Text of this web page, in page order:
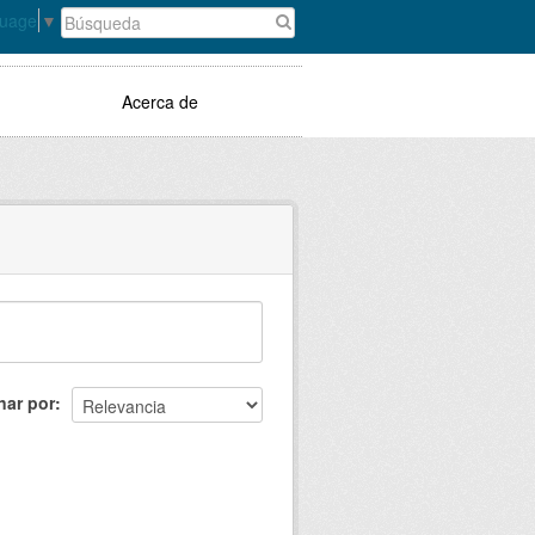
▼
Acerca de
por